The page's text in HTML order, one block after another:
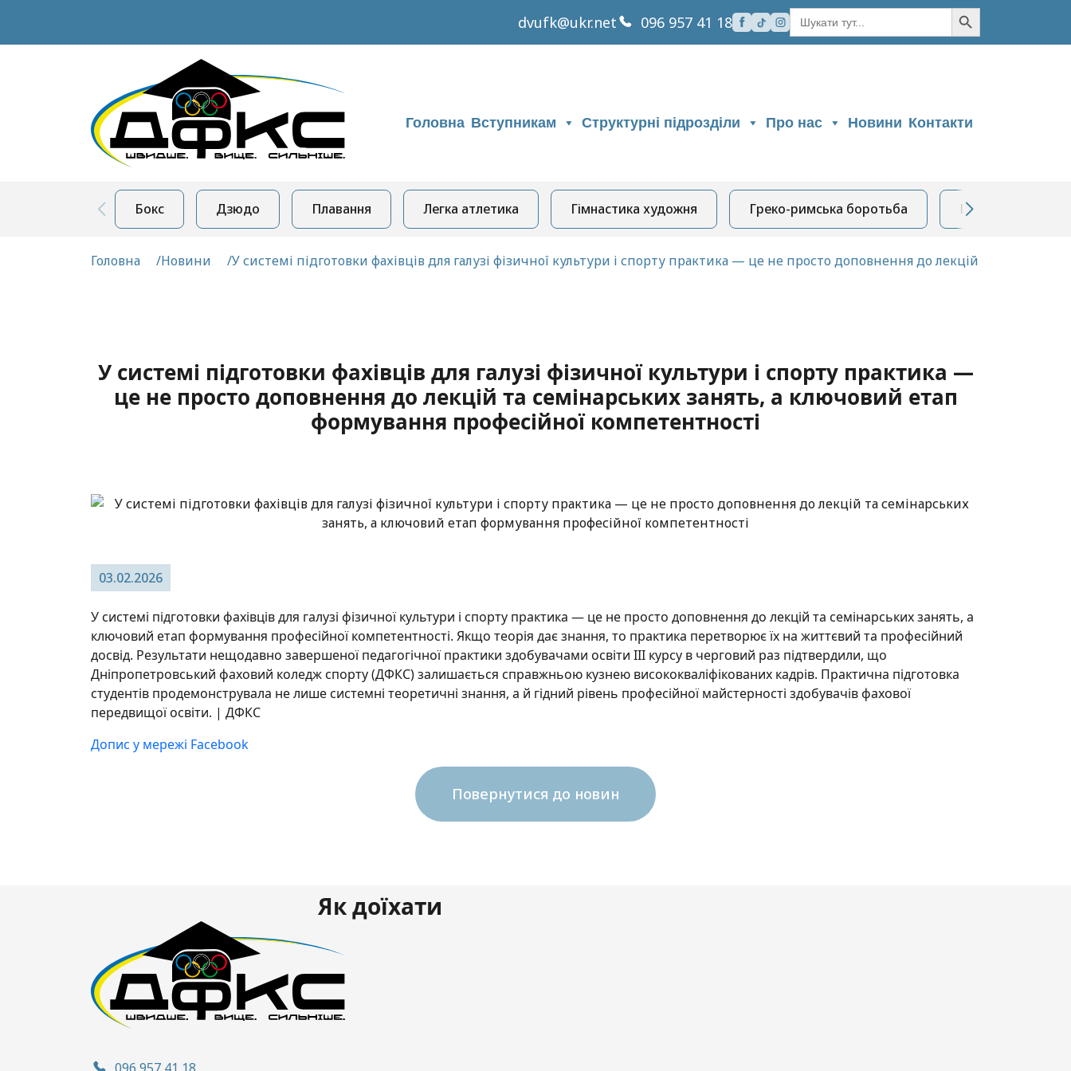
dvufk@ukr.net 096 957 41 18 Шукати: Кнопка пошуку
Головна Вступникам Структурні підрозділи Про нас Новини Контакти
Бокс Дзюдо Плавання Легка атлетика Гімнастика художня Греко-римська боротьба Боротьба вільна
Головна Новини У системі підготовки фахівців для галузі фізичної культури і спорту практика — це не просто доповнення до лекцій та
У системі підготовки фахівців для галузі фізичної культури і спорту практика —
це не просто доповнення до лекцій та семінарських занять, а ключовий етап
формування професійної компетентності
03.02.2026
У системі підготовки фахівців для галузі фізичної культури і спорту практика — це не просто доповнення до лекцій та семінарських занять, а
ключовий етап формування професійної компетентності. Якщо теорія дає знання, то практика перетворює їх на життєвий та професійний
досвід. Результати нещодавно завершеної педагогічної практики здобувачами освіти ІІІ курсу в черговий раз підтвердили, що
Дніпропетровський фаховий коледж спорту (ДФКС) залишається справжньою кузнею висококваліфікованих кадрів. Практична підготовка
студентів продемонструвала не лише системні теоретичні знання, а й гідний рівень професійної майстерності здобувачів фахової
передвищої освіти. | ДФКС
Допис у мережі Facebook
Повернутися до новин
Як доїхати